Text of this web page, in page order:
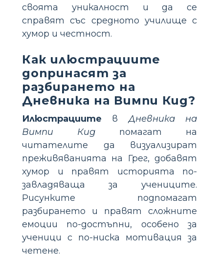
своята уникалност и да се
справят със средното училище с
хумор и честност.
Как илюстрациите
допринасят за
разбирането на
Дневника на Вимпи Кид?
Илюстрациите вДневника на
Вимпи Кид помагат на
читателите да визуализират
преживяванията на Грег, добавят
хумор и правят историята по-
завладяваща за учениците.
Рисунките подпомагат
разбирането и правят сложните
емоции по-достъпни, особено за
ученици с по-ниска мотивация за
четене.